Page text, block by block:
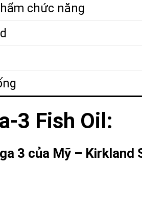
chức năng
3 Fish Oil:
3 của Mỹ – Kirkland